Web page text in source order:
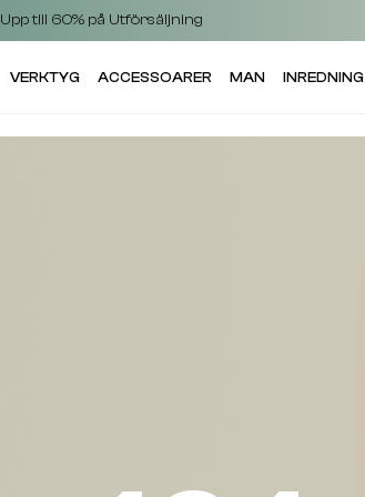
Upp till 60% på Utförsäljning
VERKTYG ACCESSOARER MAN INREDNING